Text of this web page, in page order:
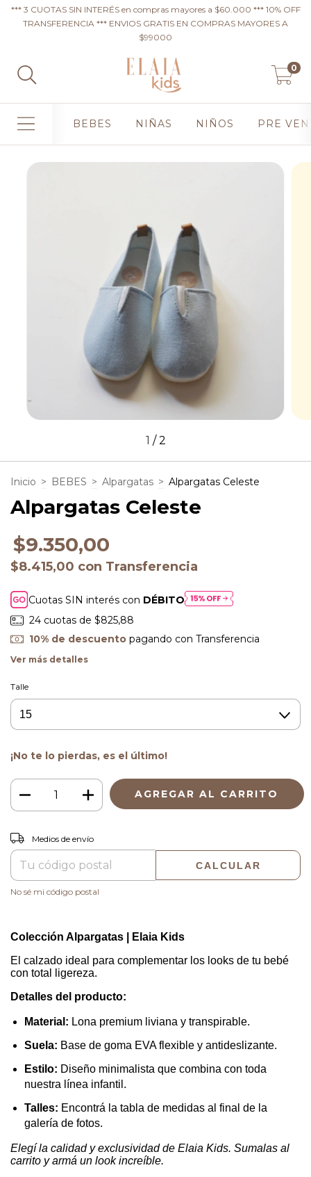
*** 3 CUOTAS SIN INTERÉS en compras mayores a $60.000 *** 10% OFF
TRANSFERENCIA *** ENVIOS GRATIS EN COMPRAS MAYORES A
$99000
0
BEBES NIÑAS NIÑOS PRE
1 /2
Inicio > BEBES > Alpargatas > Alpargatas Celeste
Alpargatas Celeste
$9.350,00
$8.415,00 con Transferencia
Cuotas SIN interés con DÉBITO
24 cuotas de $825,88
10% de descuentopagando con Transferencia
Ver más detalles
Talle
¡No te lo pierdas, es el último!
Entregas para el CP:
Medios de envío
CALCULAR
No sé mi código postal
Colección Alpargatas | Elaia Kids
El calzado ideal para complementar los looks de tu bebé
con total ligereza.
Detalles del producto:
Material: Lona premium liviana y transpirable.
Suela: Base de goma EVA flexible y antideslizante.
Estilo: Diseño minimalista que combina con toda
nuestra línea infantil.
Talles: Encontrá la tabla de medidas al final de la
galería de fotos.
Elegí la calidad y exclusividad de Elaia Kids. Sumalas al
carrito y armá un look increíble.